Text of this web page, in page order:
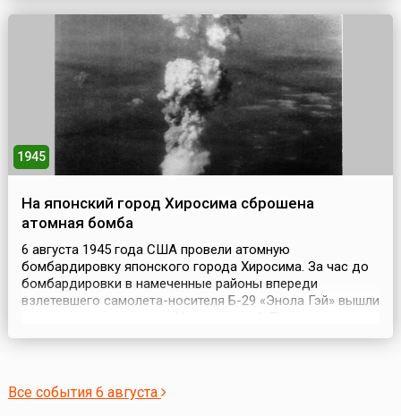
семитысячное немецкое войско. Небольшая русская
1945
На японский город Хиросима сброшена
атомная бомба
6 августа 1945 года США провели атомную
бомбардировку японского города Хиросима. За час до
бомбардировки в намеченные районы впереди
взлетевшего самолета-носителя Б-29 «Энола Гэй» вышли
самолета-носителя следовал самолет с аппаратурой,
результаты взрыва. ...
Все события 6 августа